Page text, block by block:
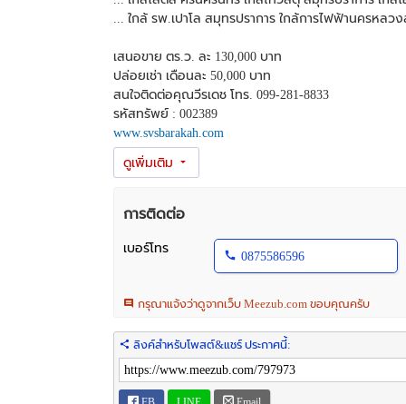
... ใกล้ รพ.เปาโล สมุทรปราการ ใกล้การไฟฟ้านครหลว
เสนอขาย ตร.ว. ละ 130,000 บาท
ปล่อยเช่า เดือนละ 50,000 บาท
สนใจติดต่อคุณวีรเดช โทร. 099-281-8833
รหัสทรัพย์ : 002389
www.svsbarakah.com
--------------------------------------------------
" ศูนย์ปรึกษาการซื้อ - ขาย ลงทุนอสังหาริมทรัพย์ "
การซื้อ - ขายบ้าน ที่ดิน จะเป็นเรื่องง่ายสำหรับคุณ
การติดต่อ
เบอร์โทร
0875586596
กรุณาแจ้งว่าดูจากเว็บ Meezub.com ขอบคุณครับ
ลิงค์สำหรับโพสต์&แชร์ ประกาศนี้: